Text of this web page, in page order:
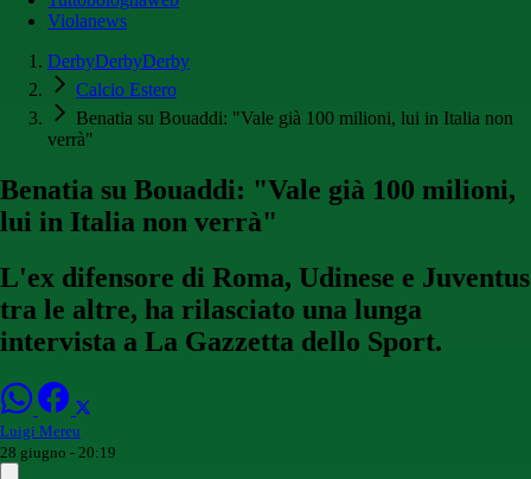
Violanews
DerbyDerbyDerby
Calcio Estero
Benatia su Bouaddi: "Vale già 100 milioni, lui in Italia non
verrà"
Benatia su Bouaddi: "Vale già 100 milioni,
lui in Italia non verrà"
L'ex difensore di Roma, Udinese e Juventus
tra le altre, ha rilasciato una lunga
intervista a La Gazzetta dello Sport.
Luigi Mereu
28 giugno - 20:19